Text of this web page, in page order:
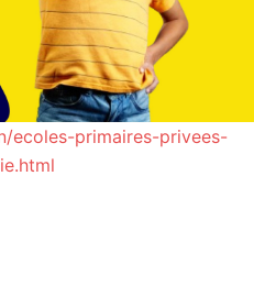
ecoles-primaires-privees-